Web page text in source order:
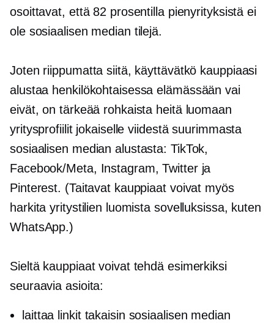
osoittavat, että 82 prosentilla pienyrityksistä ei
ole sosiaalisen median tilejä.
Joten riippumatta siitä, käyttävätkö kauppiaasi
alustaa henkilökohtaisessa elämässään vai
eivät, on tärkeää rohkaista heitä luomaan
yritysprofiilit jokaiselle viidestä suurimmasta
sosiaalisen median alustasta: TikTok,
Facebook/Meta, Instagram, Twitter ja
Pinterest. (Taitavat kauppiaat voivat myös
harkita yritystilien luomista sovelluksissa, kuten
WhatsApp.)
Sieltä kauppiaat voivat tehdä esimerkiksi
seuraavia asioita:
laittaa linkit takaisin sosiaalisen median